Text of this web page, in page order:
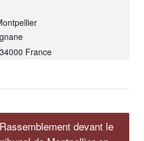
34000 France
Rassemblement devant le